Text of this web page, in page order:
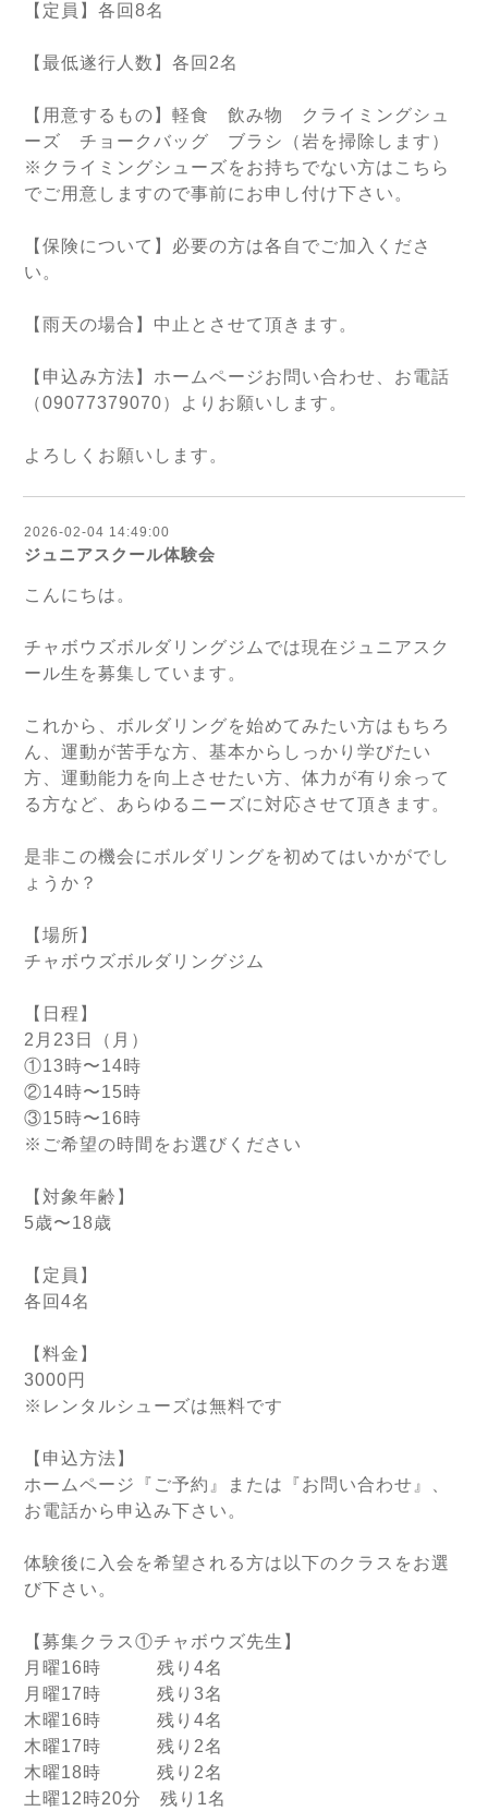
【定員】各回8名
【最低遂行人数】各回2名
【用意するもの】軽食 飲み物 クライミングシュ
ーズ チョークバッグ ブラシ（岩を掃除します）
※クライミングシューズをお持ちでない方はこちら
でご用意しますので事前にお申し付け下さい。
【保険について】必要の方は各自でご加入くださ
い。
【雨天の場合】中止とさせて頂きます。
【申込み方法】ホームページお問い合わせ、お電話
（09077379070）よりお願いします。
よろしくお願いします。
2026-02-04 14:49:00
ジュニアスクール体験会
こんにちは。
チャボウズボルダリングジムでは現在ジュニアスク
ール生を募集しています。
これから、ボルダリングを始めてみたい方はもちろ
ん、運動が苦手な方、基本からしっかり学びたい
方、運動能力を向上させたい方、体力が有り余って
る方など、あらゆるニーズに対応させて頂きます。
是非この機会にボルダリングを初めてはいかがでし
ょうか？
【場所】
チャボウズボルダリングジム
【日程】
2月23日（月）
①13時〜14時
②14時〜15時
③15時〜16時
※ご希望の時間をお選びください
【対象年齢】
5歳〜18歳
【定員】
各回4名
【料金】
3000円
※レンタルシューズは無料です
【申込方法】
ホームページ『ご予約』または『お問い合わせ』、
お電話から申込み下さい。
体験後に入会を希望される方は以下のクラスをお選
び下さい。
【募集クラス①チャボウズ先生】
月曜16時 残り4名
月曜17時 残り3名
木曜16時 残り4名
木曜17時 残り2名
木曜18時 残り2名
土曜12時20分 残り1名